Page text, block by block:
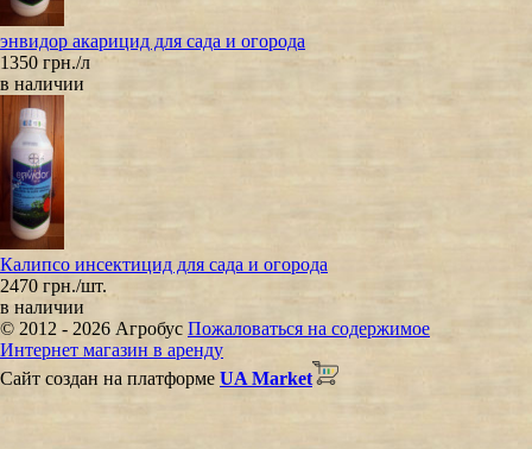
энвидор акарицид для сада и огорода
1350 грн./л
в наличии
Калипсо инсектицид для сада и огорода
2470 грн./шт.
в наличии
© 2012 - 2026 Агробус Пожаловаться на содержимое
Интернет магазин в аренду
Сайт создан на платформе UA Market